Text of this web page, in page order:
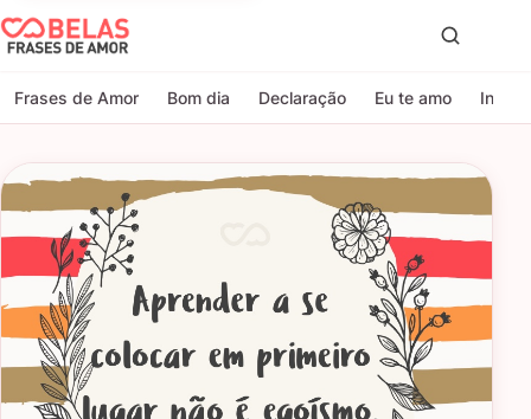
Belas Frases de Amor
Frases de Amor Bom dia Declaração Eu te amo